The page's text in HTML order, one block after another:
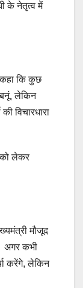
के नेतृत्व में
कि कुछ
लेकिन
विचारधारा
को लेकर
मौजूद
अगर कभी
करेंगे, लेकिन